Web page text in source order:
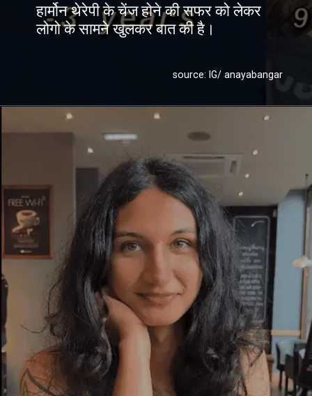
हार्मोन थेरेपी के चेंज होने की सफर को लेकर
लोगो के सामने खुलकर बात की है।
source: IG/ anayabangar